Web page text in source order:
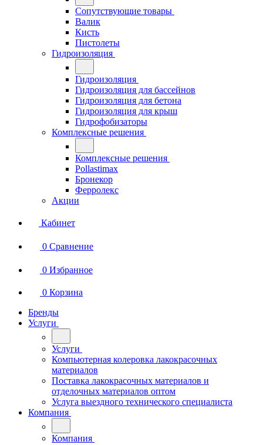
Сопутствующие товары
Валик
Кисть
Пистолеты
Гидроизоляция
Гидроизоляция
Гидроизоляция для бассейнов
Гидроизоляция для бетона
Гидроизоляция для крыш
Гидрофобизаторы
Комплексные решения
Комплексные решения
Pollastimax
Бронекор
Ферролекс
Акции
Кабинет
0 Сравнение
0 Избранное
0 Корзина
Бренды
Услуги
Услуги
Компьютерная колеровка лакокрасочных
материалов
Поставка лакокрасочных материалов и
отделочных материалов оптом
Услуга выездного технического специалиста
Компания
Компания